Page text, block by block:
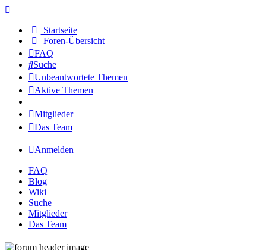
Startseite
Foren-Übersicht
FAQ
Suche
Unbeantwortete Themen
Aktive Themen
Mitglieder
Das Team
Anmelden
FAQ
Blog
Wiki
Suche
Mitglieder
Das Team